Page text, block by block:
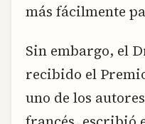
más fácilmente
Sin embargo, el
recibido el
uno de los